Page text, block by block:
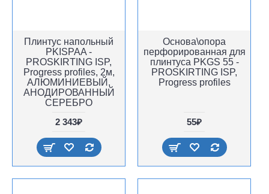
Плинтус напольный
PKISPAA -
PROSKIRTING ISP,
Progress profiles, 2м,
АЛЮМИНИЕВЫЙ,
АНОДИРОВАННЫЙ
СЕРЕБРО
2 343₽
Основа\опора
перфорированная для
плинтуса PKGS 55 -
PROSKIRTING ISP,
Progress profiles
55₽